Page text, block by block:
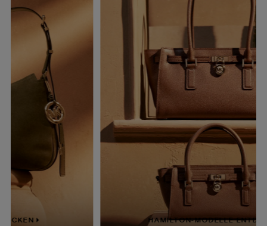
HAMILTON-MODELLE ENTDECKEN